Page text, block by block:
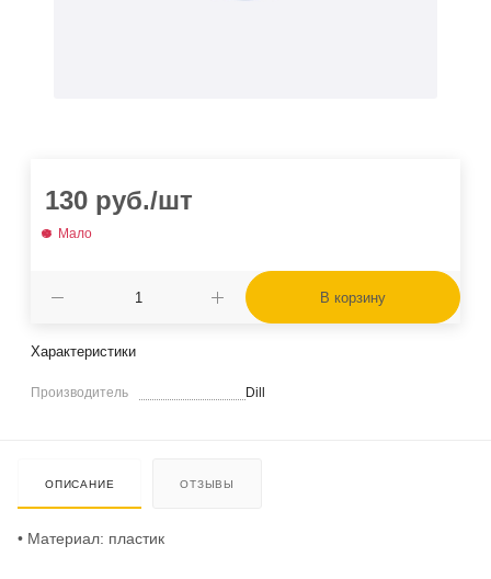
130 руб./шт
Мало
В корзину
Характеристики
Производитель Dill
ОПИСАНИЕ ОТЗЫВЫ
• Материал: пластик